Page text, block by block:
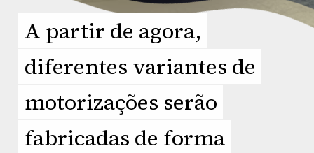
A partir de agora,
diferentes variantes de
motorizações serão
fabricadas de forma
A partir de agora,
diferentes variantes de
motorizações serão
fabricadas de forma